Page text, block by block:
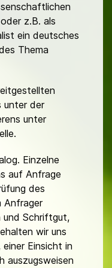
z.B. als
ein deutsches
Thema
unter der
unter
Einzelne
auf Anfrage
des
Anfrager
und Schriftgut,
wir uns
Einsicht in
auszugsweisen